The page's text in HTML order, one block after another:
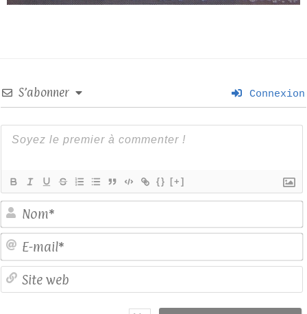
S’abonner Connexion
{} [+]